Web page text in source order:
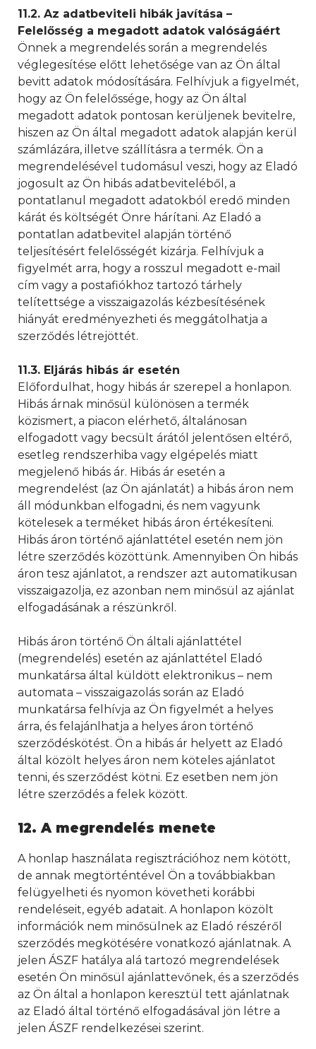
11.2. Az adatbeviteli hibák javítása –
Felelősség a megadott adatok valóságáért
Önnek a megrendelés során a megrendelés
véglegesítése előtt lehetősége van az Ön által
bevitt adatok módosítására. Felhívjuk a figyelmét,
hogy az Ön felelőssége, hogy az Ön által
megadott adatok pontosan kerüljenek bevitelre,
hiszen az Ön által megadott adatok alapján kerül
számlázára, illetve szállításra a termék. Ön a
megrendelésével tudomásul veszi, hogy az Eladó
jogosult az Ön hibás adatbeviteléből, a
pontatlanul megadott adatokból eredő minden
kárát és költségét Önre hárítani. Az Eladó a
pontatlan adatbevitel alapján történő
teljesítésért felelősségét kizárja. Felhívjuk a
figyelmét arra, hogy a rosszul megadott e-mail
cím vagy a postafiókhoz tartozó tárhely
telítettsége a visszaigazolás kézbesítésének
hiányát eredményezheti és meggátolhatja a
szerződés létrejöttét.
11.3. Eljárás hibás ár esetén
Előfordulhat, hogy hibás ár szerepel a honlapon.
Hibás árnak minősül különösen a termék
közismert, a piacon elérhető, általánosan
elfogadott vagy becsült árától jelentősen eltérő,
esetleg rendszerhiba vagy elgépelés miatt
megjelenő hibás ár. Hibás ár esetén a
megrendelést (az Ön ajánlatát) a hibás áron nem
áll módunkban elfogadni, és nem vagyunk
kötelesek a terméket hibás áron értékesíteni.
Hibás áron történő ajánlattétel esetén nem jön
létre szerződés közöttünk. Amennyiben Ön hibás
áron tesz ajánlatot, a rendszer azt automatikusan
visszaigazolja, ez azonban nem minősül az ajánlat
elfogadásának a részünkről.
Hibás áron történő Ön általi ajánlattétel
(megrendelés) esetén az ajánlattétel Eladó
munkatársa által küldött elektronikus – nem
automata – visszaigazolás során az Eladó
munkatársa felhívja az Ön figyelmét a helyes
árra, és felajánlhatja a helyes áron történő
szerződéskötést. Ön a hibás ár helyett az Eladó
által közölt helyes áron nem köteles ajánlatot
tenni, és szerződést kötni. Ez esetben nem jön
létre szerződés a felek között.
12. A megrendelés menete
A honlap használata regisztrációhoz nem kötött,
de annak megtörténtével Ön a továbbiakban
felügyelheti és nyomon követheti korábbi
rendeléseit, egyéb adatait. A honlapon közölt
információk nem minősülnek az Eladó részéről
szerződés megkötésére vonatkozó ajánlatnak. A
jelen ÁSZF hatálya alá tartozó megrendelések
esetén Ön minősül ajánlattevőnek, és a szerződés
az Ön által a honlapon keresztül tett ajánlatnak
az Eladó által történő elfogadásával jön létre a
jelen ÁSZF rendelkezései szerint.